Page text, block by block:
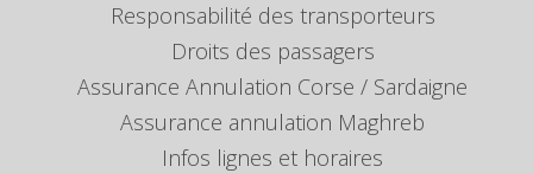
Responsabilité des transporteurs
Droits des passagers
Assurance Annulation Corse / Sardaigne
Assurance annulation Maghreb
Infos lignes et horaires